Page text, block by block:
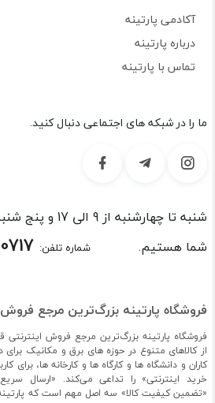
آکادمی پارتینه
درباره پارتینه
تماس با پارتینه
ما را در شبکه های اجتماعی دنبال کنید.
شما هستیم.
شماره تلفن:
فروشگاه پارتینه بزرگ‌ترین مرجع
فروشگاه پارتینه بزرگ‌ترین مرجع فروش
از کالاهای متنوع در حوزه های برق و مکانیک
کاران و دانشگاه ها و کارگاه ها و کارخانه ها،
خرید اینترنتی» را تداعی می‌کند. «ارسال
«تضمین کیفیت کالا» سه اصل مهم است که